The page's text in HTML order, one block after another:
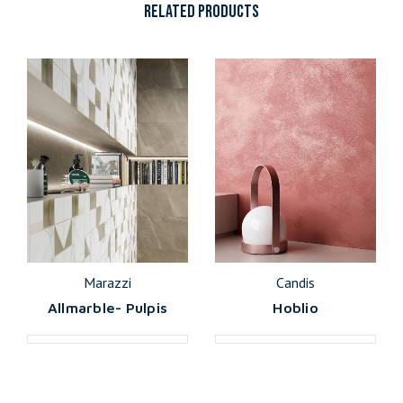
RELATED PRODUCTS
Marazzi
Allmarble- Pulpis
Candis
Hoblio